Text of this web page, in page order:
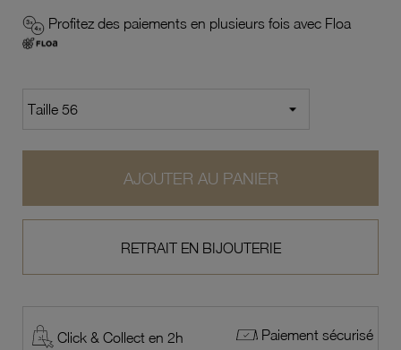
Profitez des paiements en plusieurs fois avec Floa
AJOUTER AU PANIER
RETRAIT EN BIJOUTERIE
Click & Collect en 2h Paiement sécurisé